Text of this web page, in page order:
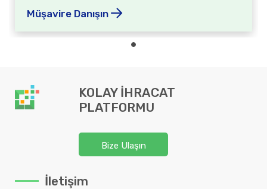
Müşavire Danışın
KOLAY İHRACAT
PLATFORMU
Bize Ulaşın
İletişim